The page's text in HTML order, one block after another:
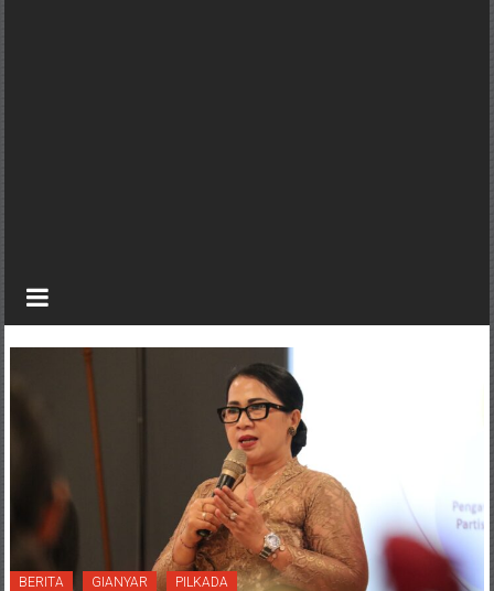
BERITA GIANYAR PILKADA